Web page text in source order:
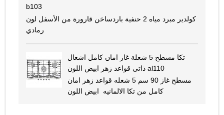
b103
كولدير مبرد مياه 2 حنفية باردساخن قارورة من الأسفل لون
رمادي
تكا مسطح 5 شعلة غاز امان كامل اشعال
ذاتى قواعد زهر ابيض اللون al110
مسطح غاز 90 سم 5 شعله قواعد زهر امان
كامل من تكا الالمانيه ابيض اللون